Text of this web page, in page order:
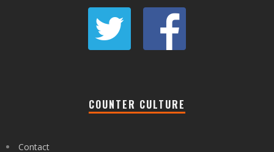
COUNTER CULTURE
Contact